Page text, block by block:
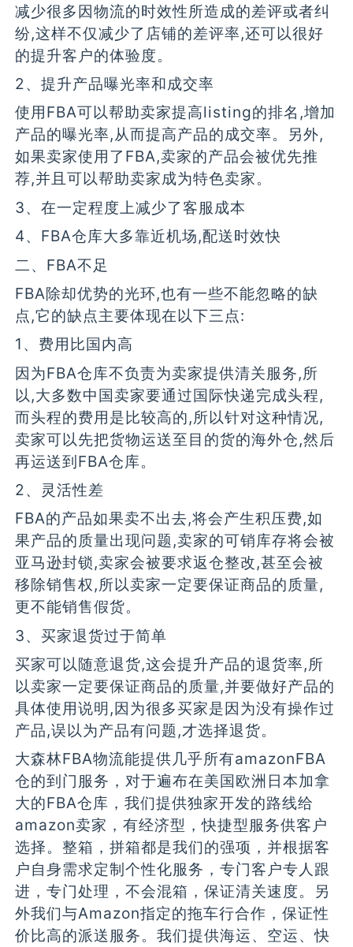
减少很多因物流的时效性所造成的差评或者纠
纷,这样不仅减少了店铺的差评率,还可以很好
的提升客户的体验度。
2、提升产品曝光率和成交率
使用FBA可以帮助卖家提高listing的排名,增加
产品的曝光率,从而提高产品的成交率。另外,
如果卖家使用了FBA,卖家的产品会被优先推
荐,并且可以帮助卖家成为特色卖家。
3、在一定程度上减少了客服成本
4、FBA仓库大多靠近机场,配送时效快
二、FBA不足
FBA除却优势的光环,也有一些不能忽略的缺
点,它的缺点主要体现在以下三点:
1、费用比国内高
因为FBA仓库不负责为卖家提供清关服务,所
以,大多数中国卖家要通过国际快递完成头程,
而头程的费用是比较高的,所以针对这种情况,
卖家可以先把货物运送至目的货的海外仓,然后
再运送到FBA仓库。
2、灵活性差
FBA的产品如果卖不出去,将会产生积压费,如
果产品的质量出现问题,卖家的可销库存将会被
亚马逊封锁,卖家会被要求返仓整改,甚至会被
移除销售权,所以卖家一定要保证商品的质量,
更不能销售假货。
3、买家退货过于简单
买家可以随意退货,这会提升产品的退货率,所
以卖家一定要保证商品的质量,并要做好产品的
具体使用说明,因为很多买家是因为没有操作过
产品,误以为产品有问题,才选择退货。
大森林FBA物流能提供几乎所有amazonFBA
仓的到门服务，对于遍布在美国欧洲日本加拿
大的FBA仓库，我们提供独家开发的路线给
amazon卖家，有经济型，快捷型服务供客户
选择。整箱，拼箱都是我们的强项，并根据客
户自身需求定制个性化服务，专门客户专人跟
进，专门处理，不会混箱，保证清关速度。另
外我们与Amazon指定的拖车行合作，保证性
价比高的派送服务。我们提供海运、空运、快